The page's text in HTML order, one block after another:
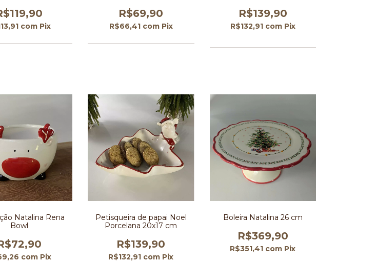
com Pix
R$69,90
R$66,41 com Pix
R$139,90
R$132,91 com Pix
Natalina Rena
Bowl
com Pix
Petisqueira de papai Noel
Porcelana 20x17 cm
R$139,90
R$132,91 com Pix
Boleira Natalina 26 cm
R$369,90
R$351,41 com Pix